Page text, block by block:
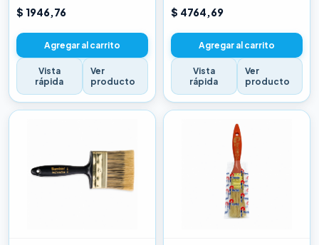
$ 1946,76
Agregar al carrito
Vista
rápida
Ver
producto
$ 4764,69
Agregar al carrito
Vista
rápida
Ver
producto